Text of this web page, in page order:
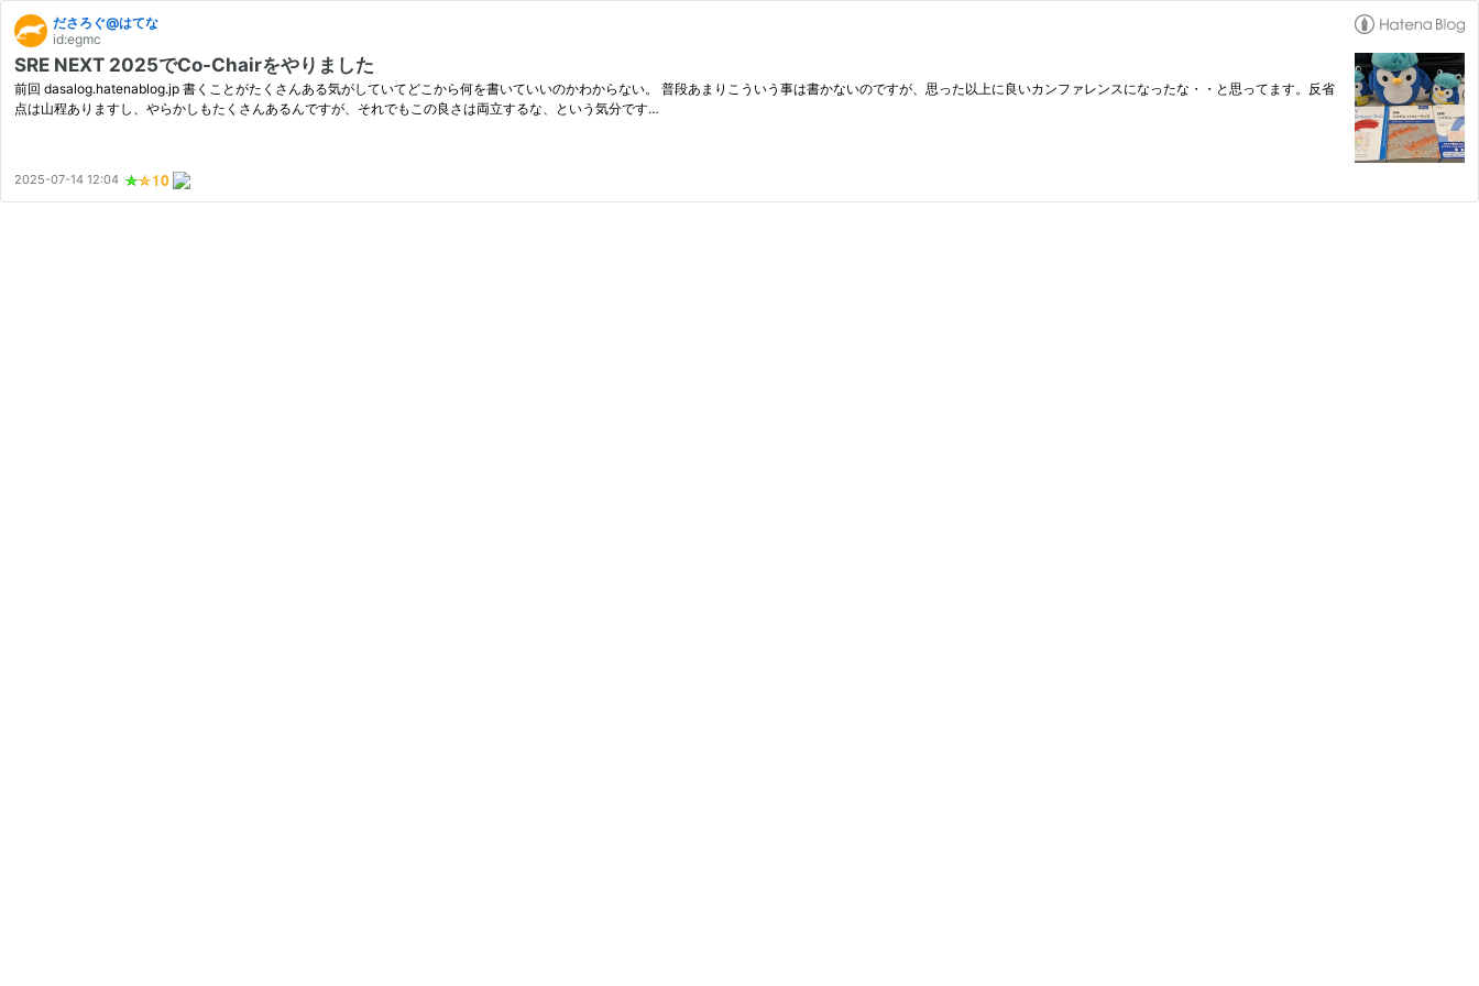
ださろぐ@はてな
id:egmc
SRE NEXT 2025でCo-Chairをやりました
前回 dasalog.hatenablog.jp 書くことがたくさんある気がしていてどこから何を書いていいのかわからない。 普段あまりこういう事は書かないのですが、思った以上に良いカンファレンスになったな・・と思ってます。反省
点は山程ありますし、やらかしもたくさんあるんですが、それでもこの良さは両立するな、という気分です…
2025-07-14 12:04